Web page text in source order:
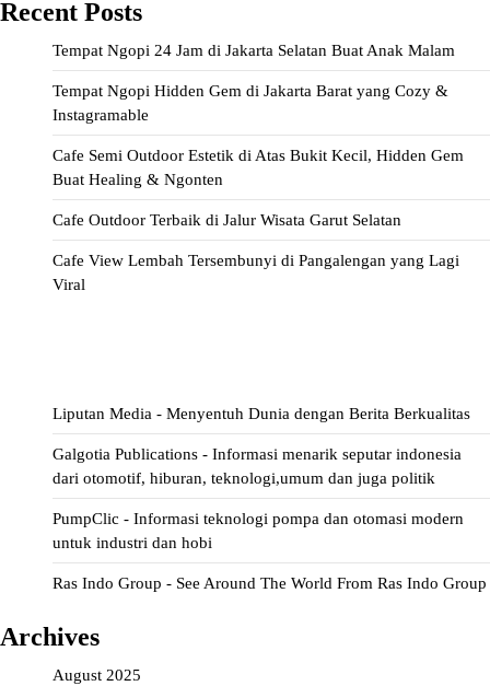
Recent Posts
Tempat Ngopi 24 Jam di Jakarta Selatan Buat Anak Malam
Tempat Ngopi Hidden Gem di Jakarta Barat yang Cozy &
Instagramable
Cafe Semi Outdoor Estetik di Atas Bukit Kecil, Hidden Gem
Buat Healing & Ngonten
Cafe Outdoor Terbaik di Jalur Wisata Garut Selatan
Cafe View Lembah Tersembunyi di Pangalengan yang Lagi
Viral
Liputan Media - Menyentuh Dunia dengan Berita Berkualitas
Galgotia Publications - Informasi menarik seputar indonesia
dari otomotif, hiburan, teknologi,umum dan juga politik
PumpClic - Informasi teknologi pompa dan otomasi modern
untuk industri dan hobi
Ras Indo Group - See Around The World From Ras Indo Group
Archives
August 2025